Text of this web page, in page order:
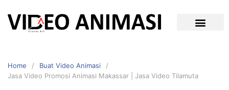
Home
Buat Video Animasi
Jasa Video Promosi Animasi Makassar | Jasa Video Tilamuta